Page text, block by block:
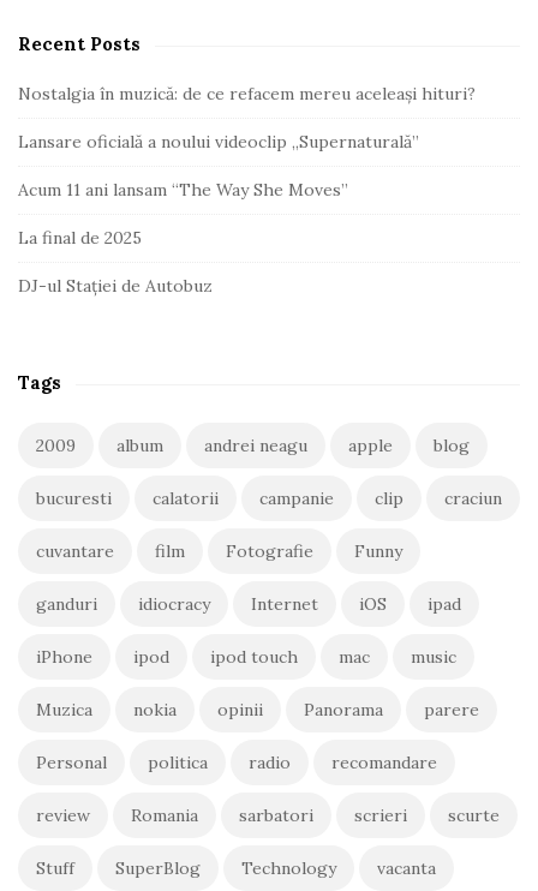
Recent Posts
Nostalgia în muzică: de ce refacem mereu aceleași hituri?
Lansare oficială a noului videoclip „Supernaturală”
Acum 11 ani lansam “The Way She Moves”
La final de 2025
DJ-ul Stației de Autobuz
Tags
2009 album andrei neagu apple blog
bucuresti calatorii campanie clip craciun
cuvantare film Fotografie Funny
ganduri idiocracy Internet iOS ipad
iPhone ipod ipod touch mac music
Muzica nokia opinii Panorama parere
Personal politica radio recomandare
review Romania sarbatori scrieri scurte
Stuff SuperBlog Technology vacanta